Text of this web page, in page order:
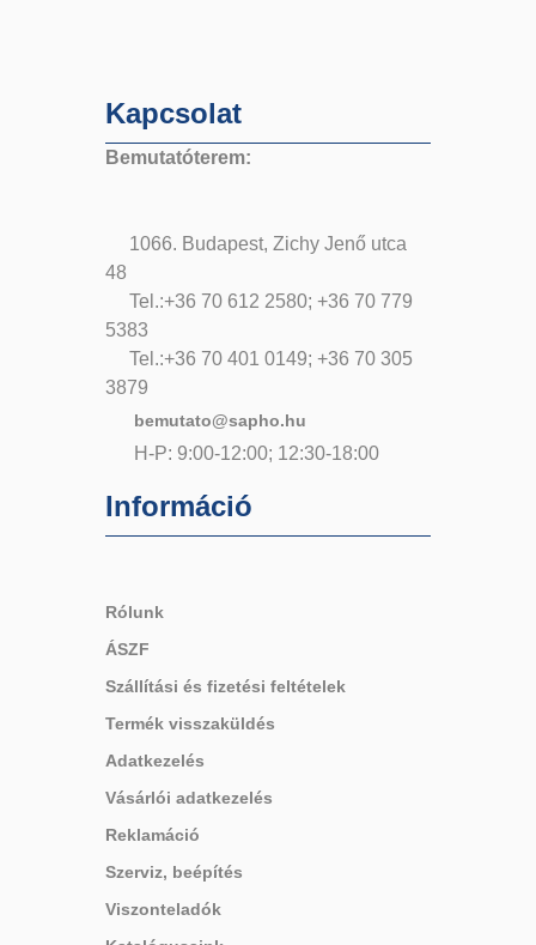
Kapcsolat
Bemutatóterem:
1066. Budapest, Zichy Jenő utca
48
Tel.:+36 70 612 2580; +36 70 779
5383
Tel.:+36 70 401 0149; +36 70 305
3879
bemutato@sapho.hu
H-P: 9:00-12:00; 12:30-18:00
Információ
Rólunk
ÁSZF
Szállítási és fizetési feltételek
Termék visszaküldés
Adatkezelés
Vásárlói adatkezelés
Reklamáció
Szerviz, beépítés
Viszonteladók